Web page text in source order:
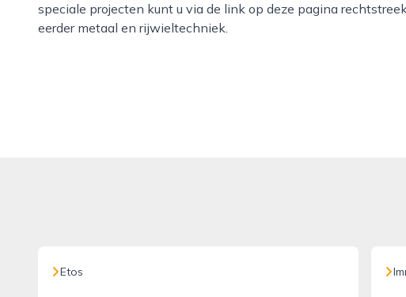
speciale projecten kunt u via de link op deze pagina
eerder metaal en rijwieltechniek.
Etos